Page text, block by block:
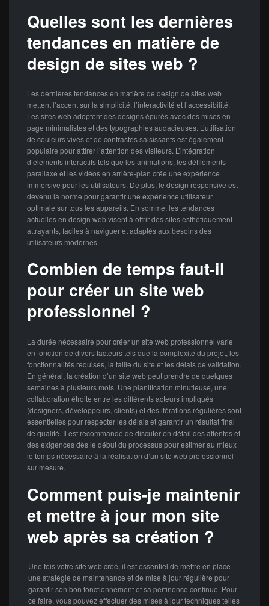
Quelles sont les dernières
tendances en matière de
design de sites web ?
Les dernières tendances en matière de design de sites web
mettent l’accent sur la simplicité, l’interactivité et l’accessibilité.
Les sites web adoptent des designs épurés avec des mises en
page minimalistes et des typographies audacieuses. L’utilisation
de couleurs vives et de contrastes saisissants est également
populaire pour attirer l’attention des visiteurs. L’intégration
d’éléments interactifs tels que les animations, les défilements
parallaxe et les vidéos en arrière-plan crée une expérience
immersive pour les utilisateurs. De plus, le design responsive est
devenu la norme pour garantir une expérience utilisateur
optimale sur tous les appareils. En somme, les tendances
actuelles en design web visent à offrir des sites esthétiquement
attrayants, faciles à naviguer et adaptés aux besoins des
utilisateurs modernes.
Combien de temps faut-il
pour créer un site web
professionnel ?
La durée nécessaire pour créer un site web professionnel varie
en fonction de divers facteurs tels que la complexité du projet, les
fonctionnalités requises, la taille du site et les délais de validation.
En général, la création d’un site web peut prendre de quelques
semaines à plusieurs mois. Une planification minutieuse, une
collaboration étroite entre les différents acteurs impliqués
(designers, développeurs, clients) et des itérations régulières sont
essentielles pour respecter les délais et garantir un résultat final
de qualité. Il est recommandé de discuter en détail des attentes et
des exigences dès le début du processus pour estimer au mieux
le temps nécessaire à la réalisation d’un site web professionnel
sur mesure.
Comment puis-je maintenir
et mettre à jour mon site
web après sa création ?
Une fois votre site web créé, il est essentiel de mettre en place
une stratégie de maintenance et de mise à jour régulière pour
garantir son bon fonctionnement et sa pertinence continue. Pour
ce faire, vous pouvez effectuer des mises à jour techniques telles